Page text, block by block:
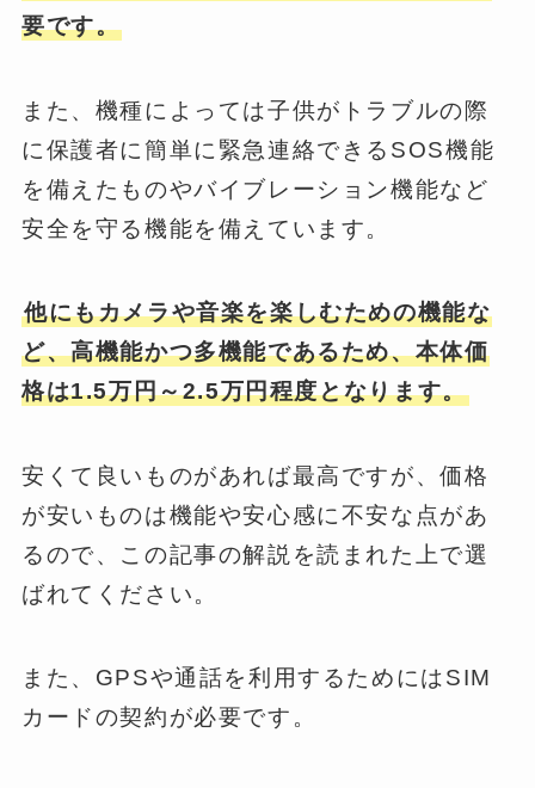
要です。
また、機種によっては子供がトラブルの際
に保護者に簡単に緊急連絡できるSOS機能
を備えたものやバイブレーション機能など
安全を守る機能を備えています。
他にもカメラや音楽を楽しむための機能な
ど、高機能かつ多機能であるため、本体価
格は1.5万円～2.5万円程度となります。
安くて良いものがあれば最高ですが、価格
が安いものは機能や安心感に不安な点があ
るので、この記事の解説を読まれた上で選
ばれてください。
また、GPSや通話を利用するためにはSIM
カードの契約が必要です。